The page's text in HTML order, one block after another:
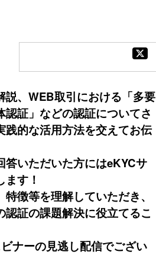
、WEB取引における「多要
証」などの認証についてさ
践的な活用方法を交えてお伝
答いただいた方にはeKYCサ
す！
徴等を理解していただき、
証の課題解決に役立てるこ
ナーの見逃し配信でござい